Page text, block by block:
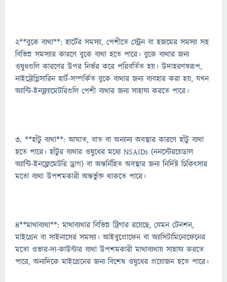
2**বুকে ব্যথা**: হার্টের সমস্যা, পেশীতে স্ট্রেন বা হজমের সমস্যা সহ
বিভিন্ন সমস্যার কারণে বুকে ব্যথা হতে পারে। বুকে ব্যথার জন্য
ওষুধগুলি কারণের উপর নির্ভর করে পরিবর্তিত হয়। উদাহরণস্বরূপ,
নাইট্রোগ্লিসারিন হার্ট-সম্পর্কিত বুকে ব্যথার জন্য ব্যবহার করা হয়, যখন
অ্যান্টি-ইনফ্ল্যামেটরিগুলি পেশী ব্যথার জন্য সাহায্য করতে পারে।
3. **হাঁটু ব্যথা**: আঘাত, বাত বা অন্যান্য অবস্থার কারণে হাঁটু ব্যথা
হতে পারে। হাঁটুর ব্যথার ওষুধের মধ্যে NSAIDs (ননস্টেরয়েডাল
অ্যান্টি-ইনফ্লেমেটরি ড্রাগ) বা অন্তর্নিহিত অবস্থার জন্য নির্দিষ্ট চিকিত্সার
মতো ব্যথা উপশমকারী অন্তর্ভুক্ত থাকতে পারে।
4**মাথাব্যথা**: মাথাব্যথার বিভিন্ন ট্রিগার রয়েছে, যেমন টেনশন,
মাইগ্রেন বা সাইনাসের সমস্যা। আইবুপ্রোফেন বা অ্যাসিটামিনোফেনের
মতো ওভার-দ্য-কাউন্টার ব্যথা উপশমকারী মাথাব্যথায় সাহায্য করতে
পারে, অন্যদিকে মাইগ্রেনের জন্য বিশেষ ওষুধের প্রয়োজন হতে পারে।